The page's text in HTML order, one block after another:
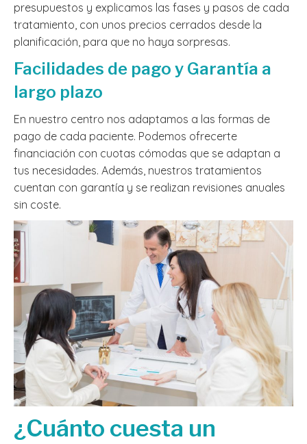
presupuestos y explicamos las fases y pasos de cada
tratamiento, con unos precios cerrados desde la
planificación, para que no haya sorpresas.
Facilidades de pago y Garantía a
largo plazo
En nuestro centro nos adaptamos a las formas de
pago de cada paciente. Podemos ofrecerte
financiación con cuotas cómodas que se adaptan a
tus necesidades. Además, nuestros tratamientos
cuentan con garantía y se realizan revisiones anuales
sin coste.
¿Cuánto cuesta un